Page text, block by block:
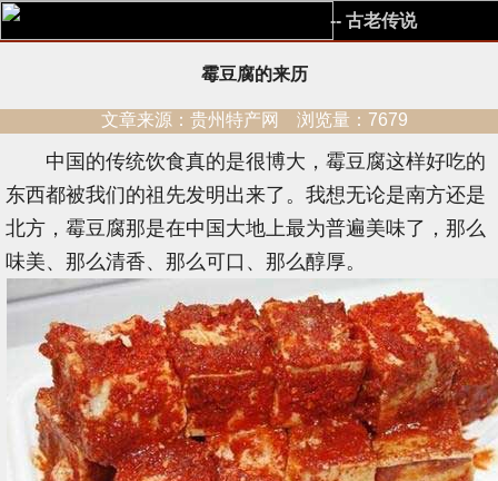
-- 古老传说
霉豆腐的来历
文章来源：贵州特产网 浏览量：7679
中国的传统饮食真的是很博大，霉豆腐这样好吃的
东西都被我们的祖先发明出来了。我想无论是南方还是
北方，霉豆腐那是在中国大地上最为普遍美味了，那么
味美、那么清香、那么可口、那么醇厚。